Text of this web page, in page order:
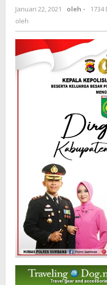
Januari 22, 2021 oleh -
1734
oleh